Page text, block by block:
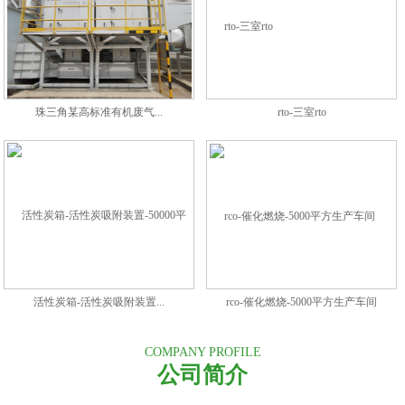
珠三角某高标准有机废气... rto-三室rto
活性炭箱-活性炭吸附装置... rco-催化燃烧-5000平方生产车间
COMPANY PROFILE
公司简介